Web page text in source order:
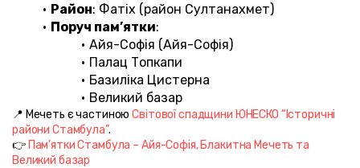
Район: Фатіх (район Султанахмет)
Поруч пам’ятки:
Айя-Софія (Айя-Софія)
Палац Топкапи
Базиліка Цистерна
Великий базар
📍 Мечеть є частиною Світової спадщини ЮНЕСКО “Історичні
райони Стамбула”.
👉 Пам’ятки Стамбула – Айя-Софія, Блакитна Мечеть та
Великий базар